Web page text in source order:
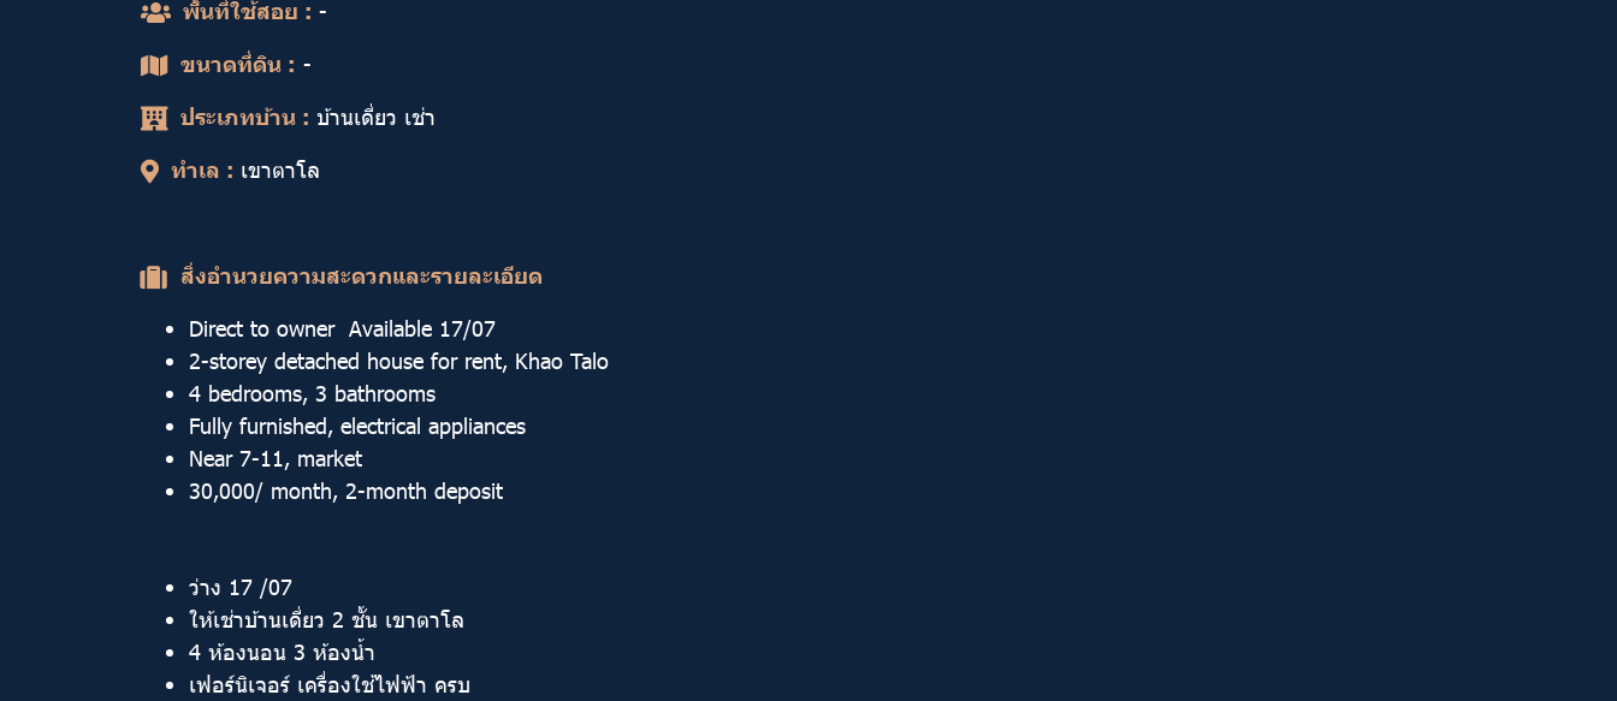
พื้นที่ใช้สอย : -
ขนาดที่ดิน : -
ประเภทบ้าน : บ้านเดี่ยว เช่า
ทำเล : เขาตาโล
สิ่งอำนวยความสะดวกและรายละเอียด
Direct to owner ️️ Available 17/07
2-storey detached house for rent, Khao Talo
4 bedrooms, 3 bathrooms
Fully furnished, electrical appliances
Near 7-11, market
30,000/ month, 2-month deposit
ว่าง 17 /07
ให้เช่าบ้านเดี่ยว 2 ชั้น เขาตาโล
4 ห้องนอน 3 ห้องน้ำ
เฟอร์นิเจอร์ เครื่องใช้ไฟฟ้า ครบ